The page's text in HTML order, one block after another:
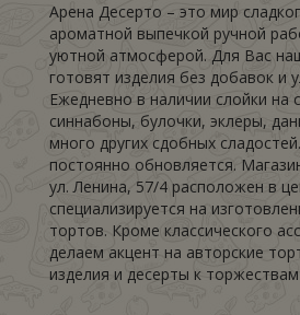
Арена Десерто – это мир
ароматной выпечкой ручной
уютной атмосферой. Для Вас
готовят изделия без добавок и
Ежедневно в наличии слойки на
синнабоны, булочки, эклеры,
много других сдобных
постоянно обновляется.
ул. Ленина, 57/4 расположен в
специализируется на
тортов. Кроме классического
делаем акцент на авторские
изделия и десерты к торжествам